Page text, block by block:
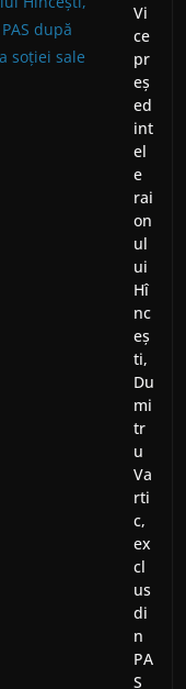
Vi
ce
pr
eș
ed
int
el
e
rai
on
ul
ui
Hî
nc
eș
ti,
Du
mi
tr
u
Va
rti
c,
ex
cl
us
di
n
PA
S